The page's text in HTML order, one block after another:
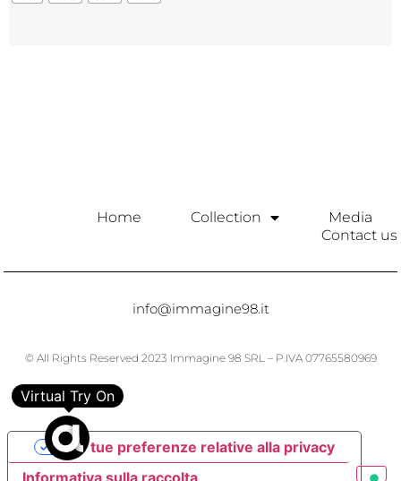
Home Collection
Media
Contact us
info@immagine98.it
© All Rights Reserved 2023 Immagine 98 SRL – P.IVA 07765580969
Le tue preferenze relative alla privacy
Virtual Try On